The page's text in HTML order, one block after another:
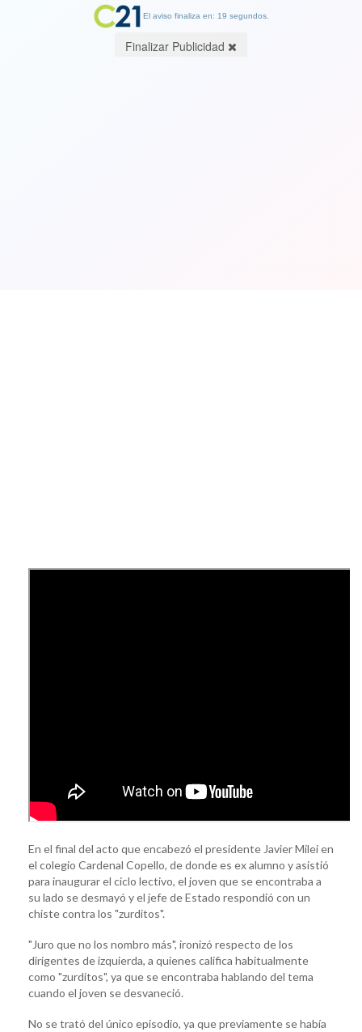
En el final del acto que encabezó el presidente Javier Milei en
el colegio Cardenal Copello, de donde es ex alumno y asistió
para inaugurar el ciclo lectivo, el joven que se encontraba a
su lado se desmayó y el jefe de Estado respondió con un
chiste contra los "zurditos".
"Juro que no los nombro más", ironizó respecto de los
dirigentes de izquierda, a quienes califica habitualmente
como "zurditos", ya que se encontraba hablando del tema
cuando el joven se desvaneció.
No se trató del único episodio, ya que previamente se había
El aviso finaliza en: 19 segundos.
Finalizar Publicidad